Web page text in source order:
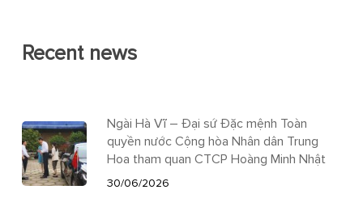
Recent news
Ngài Hà Vĩ – Đại sứ Đặc mệnh Toàn
quyền nước Cộng hòa Nhân dân Trung
Hoa tham quan CTCP Hoàng Minh Nhật
30/06/2026